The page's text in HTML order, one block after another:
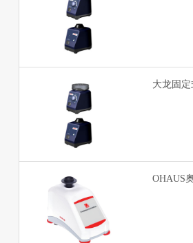
大龙固
OHAUS